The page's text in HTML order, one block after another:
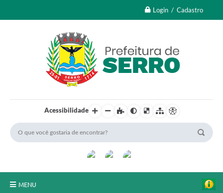
Login / Cadastro
Acessibilidade
MENU